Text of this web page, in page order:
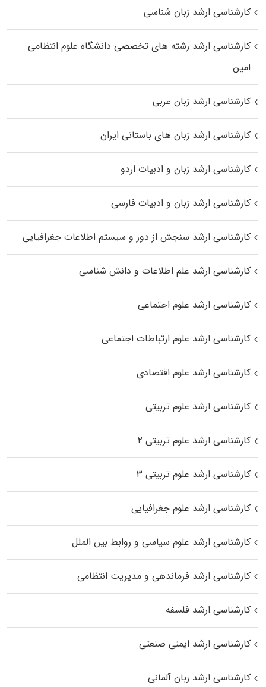
کارشناسی ارشد زبان شناسی
کارشناسی ارشد رﺷﺘﻪ ﻫﺎی تخصصی داﻧﺸﮕﺎه ﻋﻠﻮم انتظامی
اﻣﻴﻦ
کارشناسی ارشد زبان عربی
کارشناسی ارشد زبان‌ های باستانی ایران
کارشناسی ارشد زبان و ادبیات اردو
کارشناسی ارشد زبان و ادبیات فارسی
کارشناسی ارشد سنجش از دور و سیستم اطلاعات جغرافیایی
کارشناسی ارشد علم اطلاعات و دانش شناسی
کارشناسی ارشد علوم اجتماعی
کارشناسی ارشد علوم ارتباطات اجتماعی
کارشناسی ارشد علوم اقتصادی
کارشناسی ارشد علوم تربیتی
کارشناسی ارشد علوم تربیتی ۲
کارشناسی ارشد علوم تربیتی ۳
کارشناسی ارشد علوم جغرافیایی
کارشناسی ارشد علوم سیاسی و روابط بین الملل
کارشناسی ارشد فرماندهی و مدیریت انتظامی
کارشناسی ارشد فلسفه
کارشناسی ارشد ایمنی صنعتی
کارشناسی ارشد زبان آلمانی